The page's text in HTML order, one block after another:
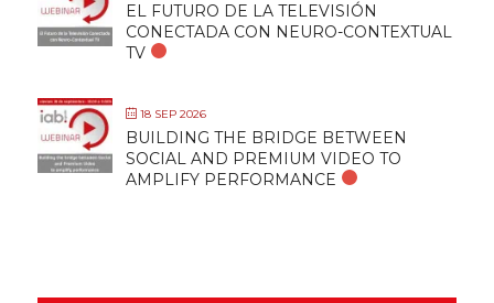
EL FUTURO DE LA TELEVISIÓN
CONECTADA CON NEURO-CONTEXTUAL
TV
18 SEP 2026
BUILDING THE BRIDGE BETWEEN
SOCIAL AND PREMIUM VIDEO TO
AMPLIFY PERFORMANCE